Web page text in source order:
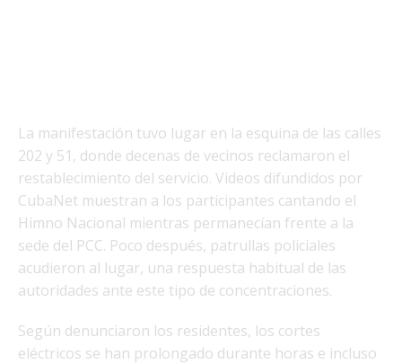
La manifestación tuvo lugar en la esquina de las calles
202 y 51, donde decenas de vecinos reclamaron el
restablecimiento del servicio. Videos difundidos por
CubaNet muestran a los participantes cantando el
Himno Nacional mientras permanecían frente a la
sede del PCC. Poco después, patrullas policiales
acudieron al lugar, una respuesta habitual de las
autoridades ante este tipo de concentraciones.
Según denunciaron los residentes, los cortes
eléctricos se han prolongado durante horas e incluso